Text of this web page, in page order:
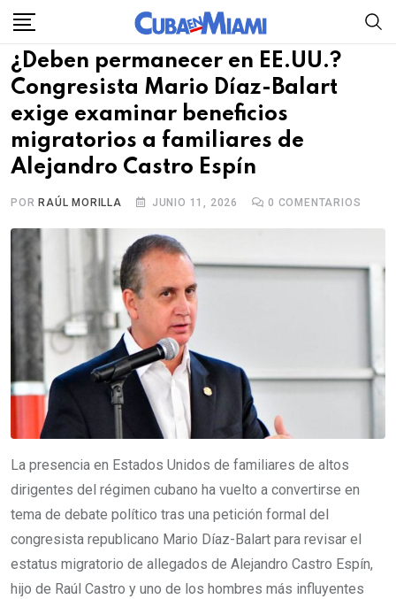
Skip
content
¿Deben permanecer en EE.UU.?
Congresista Mario Díaz-Balart
exige examinar beneficios
migratorios a familiares de
Alejandro Castro Espín
POR RAÚL MORILLA JUNIO 11, 2026 0 COMENTARIOS
La presencia en Estados Unidos de familiares de altos
dirigentes del régimen cubano ha vuelto a convertirse en
tema de debate político tras una petición formal del
congresista republicano Mario Díaz-Balart para revisar el
estatus migratorio de allegados de Alejandro Castro Espín,
hijo de Raúl Castro y uno de los hombres más influyentes